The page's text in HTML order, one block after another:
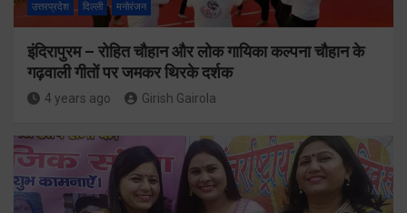
उत्तरप्रदेश दिल्ली मनोरंजन
इंदिरापुरम – रोहित चौहान और लोक गायिका कल्पना चौहान के
गढ़वाली गीतों पर जमकर थिरके दर्शक
4 years ago Girish Gairola